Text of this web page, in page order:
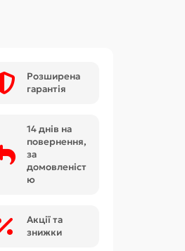
Розширена
гарантія
14 днів на
повернення,
за
домовленіст
ю
Акції та
знижки